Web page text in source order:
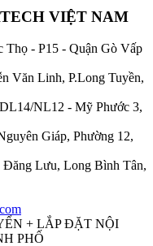
VIỆT NAM
Thọ - P15 - Quận Gò Vấp
Văn Linh, P.Long Tuyền,
NL12 - Mỹ Phước 3,
Giáp, Phường 12,
Đăng Lưu, Long Bình Tân,
+ LẮP ĐẶT NỘI
PHỐ